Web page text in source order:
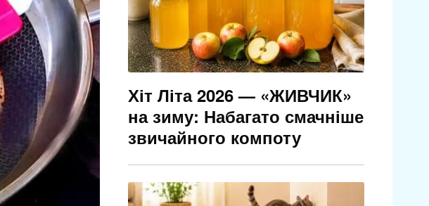
Хіт Літа 2026 — «ЖИВЧИК»
на зиму: Набагато смачніше
звичайного компоту